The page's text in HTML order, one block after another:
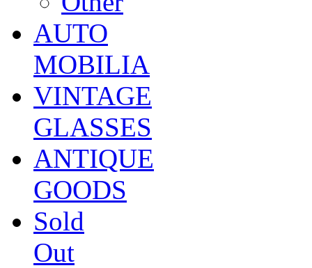
AUTO
MOBILIA
VINTAGE
GLASSES
ANTIQUE
GOODS
Sold
Out